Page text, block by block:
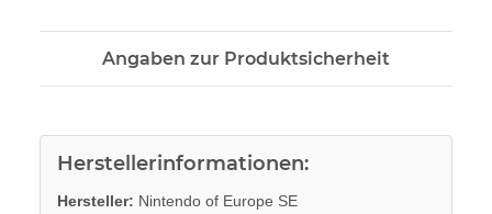
Angaben zur Produktsicherheit
Herstellerinformationen:
Hersteller: Nintendo of Europe SE